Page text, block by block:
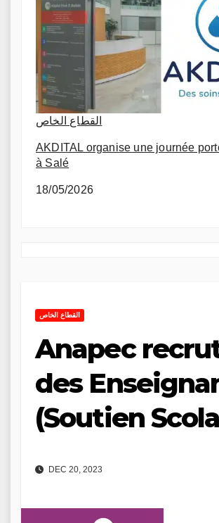
القطاع الخاص
AKDITAL organise une journée
à Salé
18/05/2026
القطاع الخاص
Anapec
des
(Soutien
DEC 20, 2023